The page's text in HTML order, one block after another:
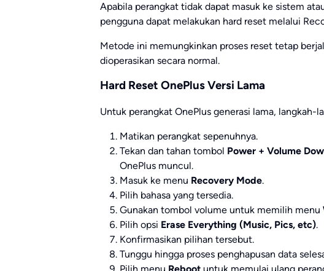
Apabila perangkat tidak dapat masuk ke sistem
pengguna dapat melakukan hard reset melalui
Metode ini memungkinkan proses reset tetap
dioperasikan secara normal.
Hard Reset OnePlus Versi Lama
Untuk perangkat OnePlus generasi lama, langkah-
Matikan perangkat sepenuhnya.
Tekan dan tahan tombol Power + Volume
OnePlus muncul.
Masuk ke menu Recovery Mode.
Pilih bahasa yang tersedia.
Gunakan tombol volume untuk memilih menu
Pilih opsi Erase Everything (Music, Pics, etc).
Konfirmasikan pilihan tersebut.
Tunggu hingga proses penghapusan data